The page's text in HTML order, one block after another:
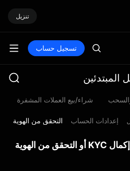
تنزيل
تسجيل حساب
المبتدئين
والسحب شراء/بيع العملات المشفرة
إعدادات الحساب التحقق من الهوية